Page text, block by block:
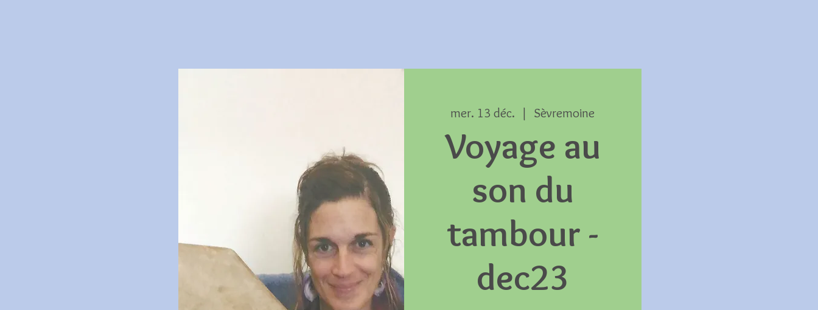
mer. 13 déc.
  |
Sèvremoine
Voyage au
son du
tambour -
dec23